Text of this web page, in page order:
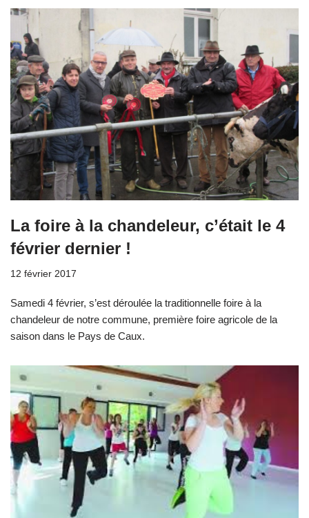
La foire à la chandeleur, c’était le 4
février dernier !
12 février 2017
Samedi 4 février, s’est déroulée la traditionnelle foire à la
chandeleur de notre commune, première foire agricole de la
saison dans le Pays de Caux.